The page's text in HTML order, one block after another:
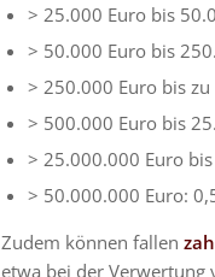
> 25.000 Euro bis
> 50.000 Euro bis
> 250.000 Euro bis
> 500.000 Euro bis
> 25.000.000 Euro
> 50.000.000 Euro:
Zudem können fallen
etwa bei der Verwertung